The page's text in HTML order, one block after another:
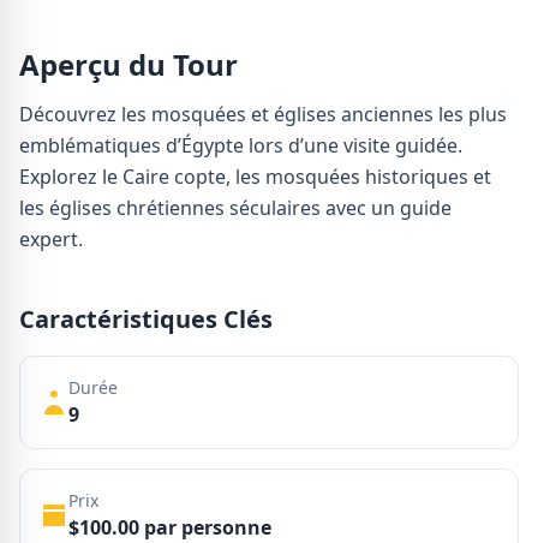
Aperçu du Tour
Découvrez les mosquées et églises anciennes les plus
emblématiques d’Égypte lors d’une visite guidée.
Explorez le Caire copte, les mosquées historiques et
les églises chrétiennes séculaires avec un guide
expert.
Caractéristiques Clés
Durée
9
Prix
$100.00 par personne